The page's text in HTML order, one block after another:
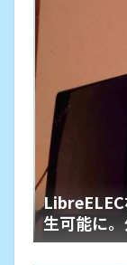
生可能に
橋」とい